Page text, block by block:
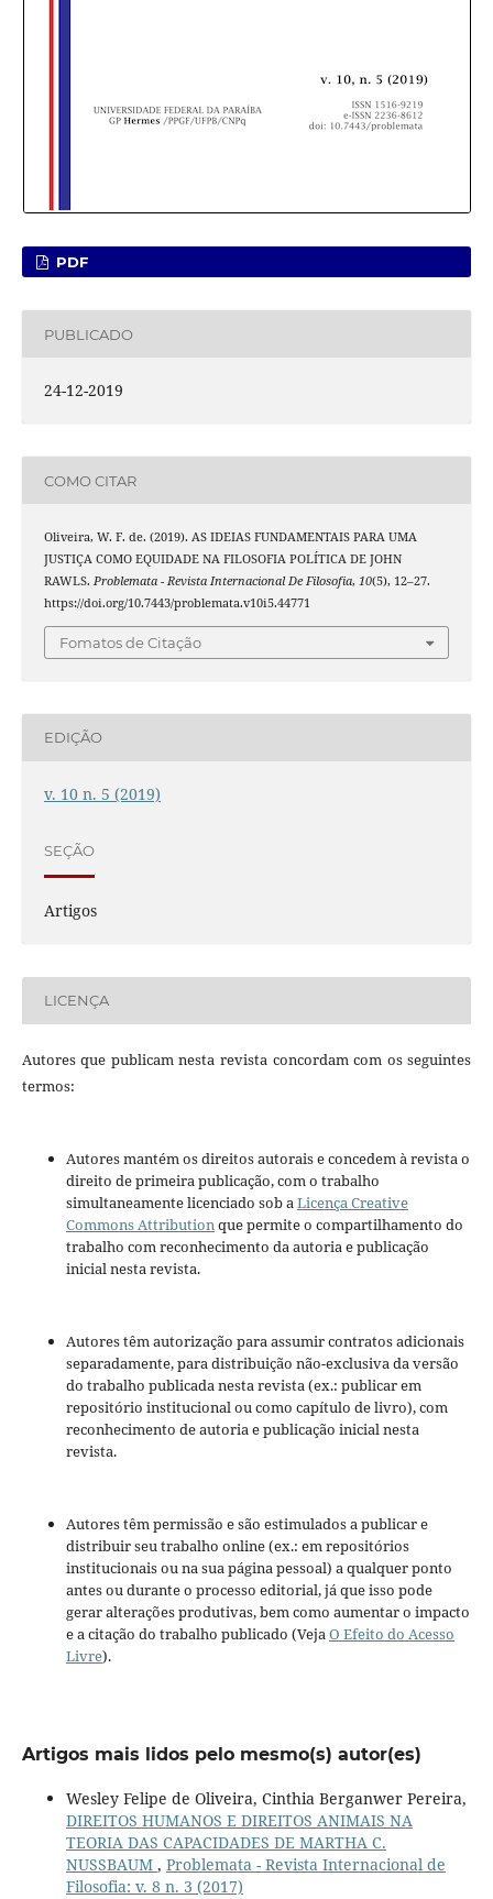
PDF
PUBLICADO
24-12-2019
COMO CITAR
Oliveira, W. F. de. (2019). AS IDEIAS FUNDAMENTAIS PARA UMA
JUSTIÇA COMO EQUIDADE NA FILOSOFIA POLÍTICA DE JOHN
RAWLS. Problemata - Revista Internacional De Filosofia, 10(5), 12–27.
https://doi.org/10.7443/problemata.v10i5.44771
Fomatos de Citação
EDIÇÃO
v. 10 n. 5 (2019)
SEÇÃO
Artigos
LICENÇA
Autores que publicam nesta revista concordam com os seguintes
termos:
Autores mantém os direitos autorais e concedem à revista o
direito de primeira publicação, com o trabalho
simultaneamente licenciado sob aLicença Creative
Commons Attributionque permite o compartilhamento do
trabalho com reconhecimento da autoria e publicação
inicial nesta revista.
Autores têm autorização para assumir contratos adicionais
separadamente, para distribuição não-exclusiva da versão
do trabalho publicada nesta revista (ex.: publicar em
repositório institucional ou como capítulo de livro), com
reconhecimento de autoria e publicação inicial nesta
revista.
Autores têm permissão e são estimulados a publicar e
distribuir seu trabalho online (ex.: em repositórios
institucionais ou na sua página pessoal) a qualquer ponto
antes ou durante o processo editorial, já que isso pode
gerar alterações produtivas, bem como aumentar o impacto
e a citação do trabalho publicado (VejaO Efeito do Acesso
Livre).
Artigos mais lidos pelo mesmo(s) autor(es)
Wesley Felipe de Oliveira, Cinthia Berganwer Pereira,
DIREITOS HUMANOS E DIREITOS ANIMAIS NA
TEORIA DAS CAPACIDADES DE MARTHA C.
NUSSBAUM , Problemata - Revista Internacional de
Filosofia: v. 8 n. 3 (2017)